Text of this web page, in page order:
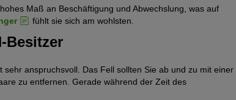
Maß an Beschäftigung und Abwechslung, was auf
fühlt sie sich am wohlsten.
Besitzer
anspruchsvoll. Das Fell sollten Sie ab und zu mit einer
zu entfernen. Gerade während der Zeit des